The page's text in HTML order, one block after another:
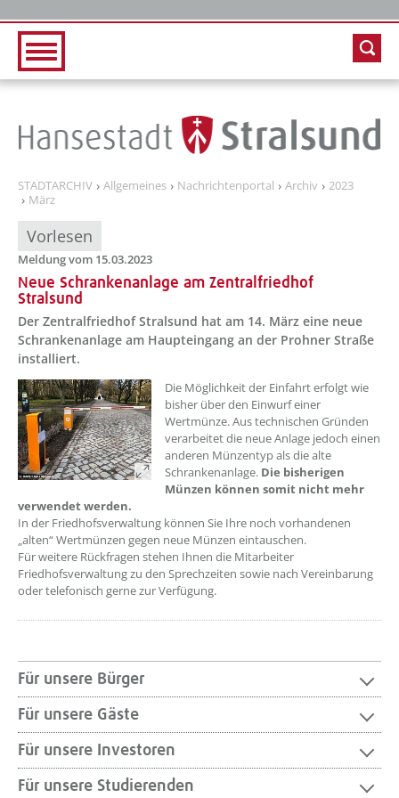
STADTARCHIV Allgemeines Nachrichtenportal Archiv
2023
März
Vorlesen
Meldung vom 15.03.2023
Neue Schrankenanlage am Zentralfriedhof
Stralsund
Der Zentralfriedhof Stralsund hat am 14. März eine neue
Schrankenanlage am Haupteingang an der Prohner Straße
installiert.
??? absaetzeOben[1]/titel ???
Die Möglichkeit der Einfahrt erfolgt wie
bisher über den Einwurf einer
Wertmünze. Aus technischen Gründen
verarbeitet die neue Anlage jedoch einen
anderen Münzentyp als die alte
Schrankenanlage. Die bisherigen
Münzen können somit nicht mehr
verwendet werden.
In der Friedhofsverwaltung können Sie Ihre noch vorhandenen
„alten“ Wertmünzen gegen neue Münzen eintauschen.
Für weitere Rückfragen stehen Ihnen die Mitarbeiter
Friedhofsverwaltung zu den Sprechzeiten sowie nach Vereinbarung
oder telefonisch gerne zur Verfügung.
Für unsere Bürger
Für unsere Gäste
Für unsere Investoren
Für unsere Studierenden